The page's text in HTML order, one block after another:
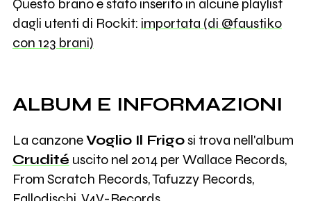
Questo brano è stato inserito in alcune playlist
dagli utenti di Rockit: importata (di @faustiko
con 123 brani)
ALBUM E INFORMAZIONI
La canzoneVoglio Il Frigosi trova nell'album
Crudité uscito nel 2014 per Wallace Records,
From Scratch Records, Tafuzzy Records,